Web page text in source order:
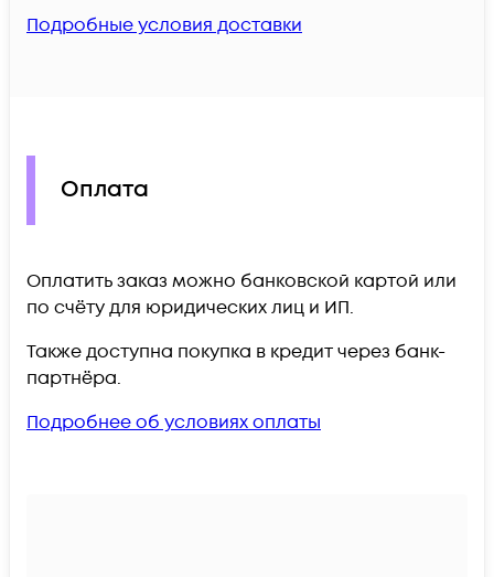
Подробные условия доставки
Оплата
Оплатить заказ можно банковской картой или
по счёту для юридических лиц и ИП.
Также доступна покупка в кредит через банк-
партнёра.
Подробнее об условиях оплаты